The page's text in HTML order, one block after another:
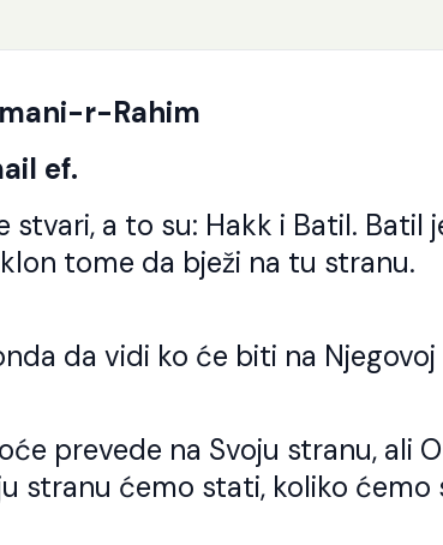
r-Rahim
ef.
a to su: Hakk i Batil. Batil
tome da bježi na tu stranu.
da vidi ko će biti na Njegovoj
prevede na Svoju stranu, ali
stranu ćemo stati, koliko ćemo